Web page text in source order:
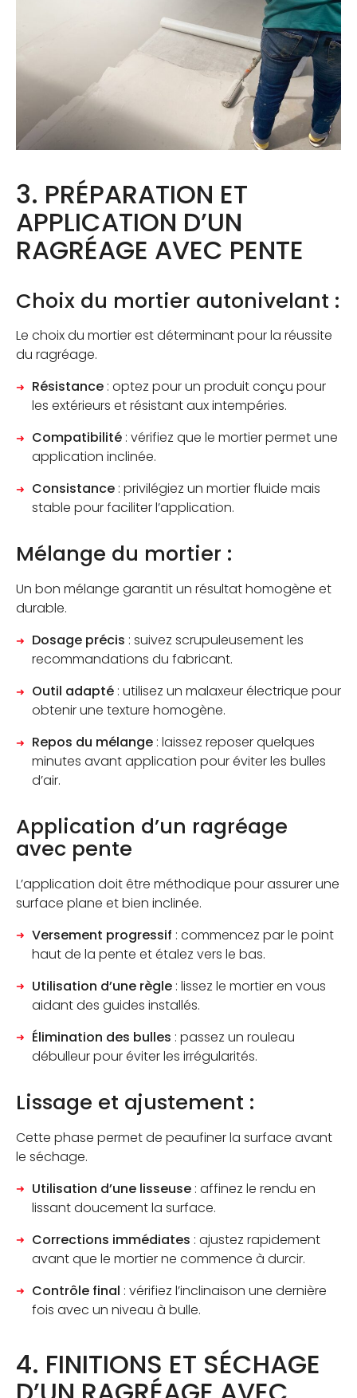
3. PRÉPARATION ET
APPLICATION D’UN
RAGRÉAGE AVEC PENTE
Choix du mortier autonivelant :
Le choix du mortier est déterminant pour la réussite
du ragréage.
Résistance : optez pour un produit conçu pour
les extérieurs et résistant aux intempéries.
Compatibilité : vérifiez que le mortier permet une
application inclinée.
Consistance : privilégiez un mortier fluide mais
stable pour faciliter l’application.
Mélange du mortier :
Un bon mélange garantit un résultat homogène et
durable.
Dosage précis : suivez scrupuleusement les
recommandations du fabricant.
Outil adapté : utilisez un malaxeur électrique pour
obtenir une texture homogène.
Repos du mélange : laissez reposer quelques
minutes avant application pour éviter les bulles
d’air.
Application d’un ragréage
avec pente
L’application doit être méthodique pour assurer une
surface plane et bien inclinée.
Versement progressif : commencez par le point
haut de la pente et étalez vers le bas.
Utilisation d’une règle : lissez le mortier en vous
aidant des guides installés.
Élimination des bulles : passez un rouleau
débulleur pour éviter les irrégularités.
Lissage et ajustement :
Cette phase permet de peaufiner la surface avant
le séchage.
Utilisation d’une lisseuse : affinez le rendu en
lissant doucement la surface.
Corrections immédiates : ajustez rapidement
avant que le mortier ne commence à durcir.
Contrôle final : vérifiez l’inclinaison une dernière
fois avec un niveau à bulle.
4. FINITIONS ET SÉCHAGE